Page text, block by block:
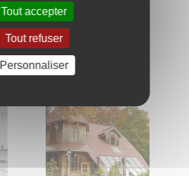
Tout accepter
Tout refuser
Personnaliser
Pourquoi faut-il installer un
extracteur d’humidité dans
la salle de bains ?